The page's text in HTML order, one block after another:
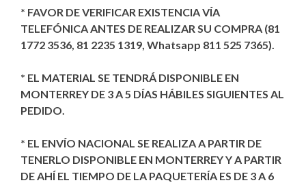
* FAVOR DE VERIFICAR EXISTENCIA VÍA
TELEFÓNICA ANTES DE REALIZAR SU COMPRA (81
1772 3536, 81 2235 1319, Whatsapp 811 525 7365).
* EL MATERIAL SE TENDRÁ DISPONIBLE EN
MONTERREY DE 3 A 5 DÍAS HÁBILES SIGUIENTES AL
PEDIDO.
* EL ENVÍO NACIONAL SE REALIZA A PARTIR DE
TENERLO DISPONIBLE EN MONTERREY Y A PARTIR
DE AHÍ EL TIEMPO DE LA PAQUETERÍA ES DE 3 A 6